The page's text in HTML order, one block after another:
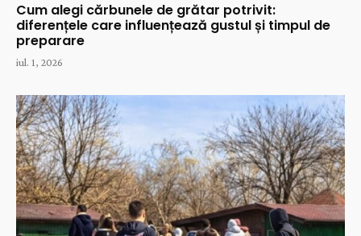
Cum alegi cărbunele de grătar potrivit:
diferențele care influențează gustul și timpul de
preparare
iul. 1, 2026